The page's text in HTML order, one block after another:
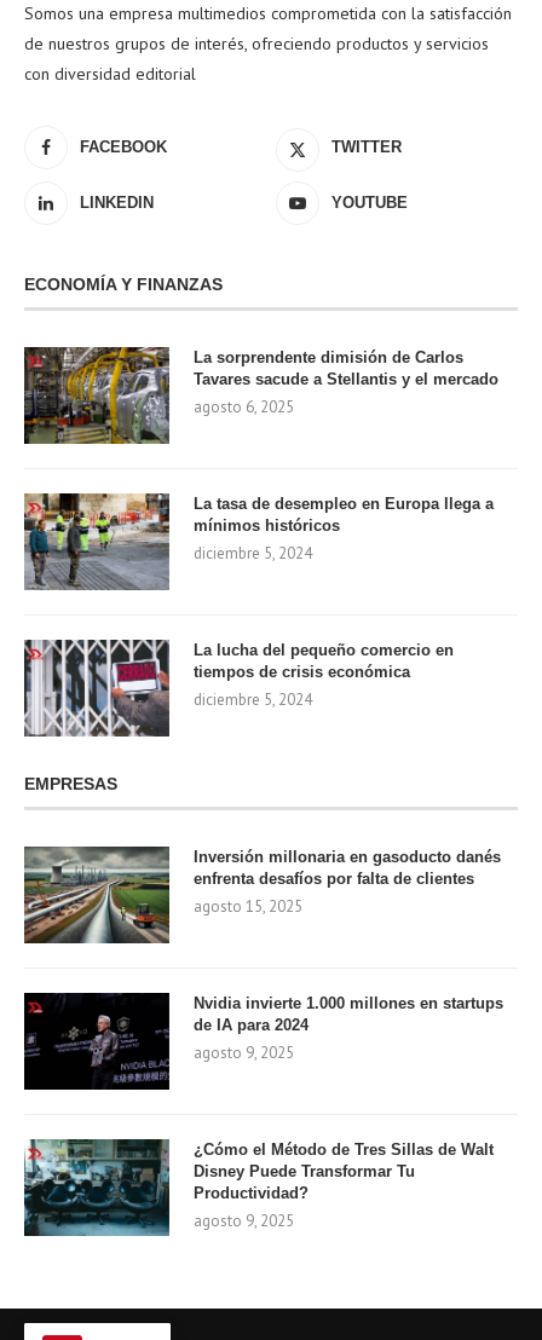
Somos una empresa multimedios comprometida con la satisfacción
de nuestros grupos de interés, ofreciendo productos y servicios
con diversidad editorial
FACEBOOK TWITTER
LINKEDIN YOUTUBE
ECONOMÍA Y FINANZAS
La sorprendente dimisión de Carlos
Tavares sacude a Stellantis y el mercado
agosto 6, 2025
La tasa de desempleo en Europa llega a
mínimos históricos
diciembre 5, 2024
La lucha del pequeño comercio en
tiempos de crisis económica
diciembre 5, 2024
EMPRESAS
Inversión millonaria en gasoducto danés
enfrenta desafíos por falta de clientes
agosto 15, 2025
Nvidia invierte 1.000 millones en startups
de IA para 2024
agosto 9, 2025
¿Cómo el Método de Tres Sillas de Walt
Disney Puede Transformar Tu
Productividad?
agosto 9, 2025